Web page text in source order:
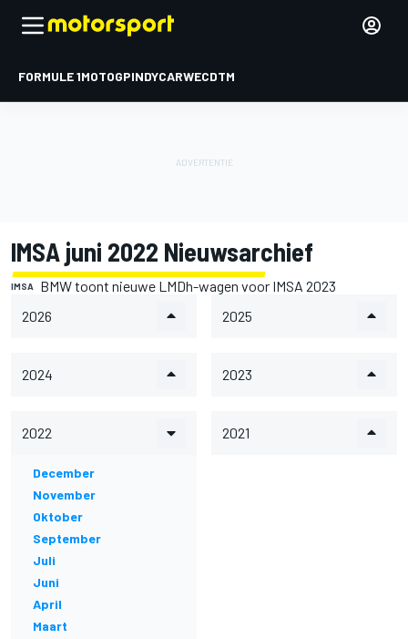
FORMULE 1MOTOGPINDYCARWECDTM
IMSA juni 2022 Nieuwsarchief
IMSA
BMW toont nieuwe LMDh-wagen voor IMSA 2023
2026
2025
2024 2023
2022
December
November
Oktober
September
Juli
Juni
April
Maart
2021